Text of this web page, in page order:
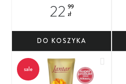
bursztynową22 99
zł
DO KOSZYKA
sale